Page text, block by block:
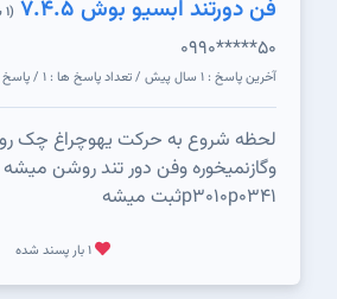
فن دورتند ابسیو بوش 7.4.5 (1 سال پیش)
0990*****50
آخرین پاسخ : 1 سال پیش / تعداد پاسخ ها : 1 / پاسخ های پذیرفته شده : 1
لحظه شروع به حرکت یهوچراغ چک
وگازنمیخوره وفن دور تند روشن
p3010p0341ثبت میشه
1 بار پسند شده